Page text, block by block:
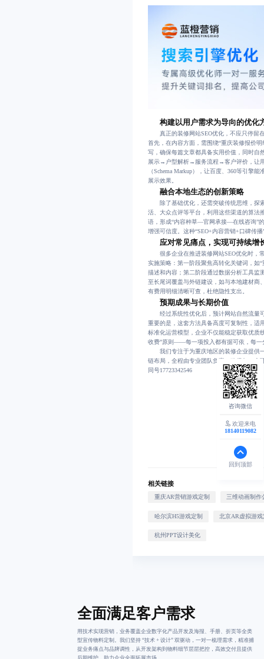
构建以用户需求为导向的优化
真正的装修网站SEO优化，不应只停留
首先，在内容方面，需围绕“重庆装修报价
写，确保每篇文章都具备实用价值，同时
展示→户型解析→服务流程→客户评价，让
（Schema Markup），让百度、360等引擎
展示效果。
融合本地生态的创新策略
除了基础优化，还需突破传统思维，探索
活、大众点评等平台，利用这些渠道的算法
语，形成“内容种草—官网承接—在线咨询”
增强可信度。这种“SEO+内容营销+口碑传
应对常见痛点，实现可持续增
很多企业在推进装修网站SEO优化时，常
实施策略：第一阶段聚焦高转化关键词，如
描述和内容；第二阶段通过数据分析工具监
至长尾词覆盖与外链建设，如与本地建材商
有费用明细清晰可查，杜绝隐性支出。
预期成果与长期价值
经过系统性优化后，预计网站自然流量可
重要的是，这套方法具备高度可复制性，适
标准化运营模型，企业不仅能稳定获取优质
收费”原则——每一项投入都有据可依，每一
我们专注于为重庆地区的装修企业提供一
链布局，全程由专业团队负责，确保每一个
同号17723342546
相关链接
重庆AR营销游戏定制 三维动画制作
哈尔滨H5游戏定制 北京AR虚拟游戏
杭州PPT设计美化
欢迎来电
18140119082
回到顶部
全面满足客户需求
用技术实现营销，业务覆盖企业数字化产品开发及海报、手册、折页等全类
型宣传物料定制。我们坚持 “技术 + 设计” 双驱动，一对一梳理需求，精准捕
捉业务痛点与品牌调性，从开发架构到物料细节层层把控，高效交付且提供